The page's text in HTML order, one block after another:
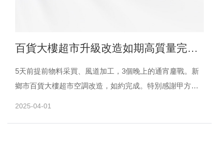
百貨大樓超市升級改造如期高質量完成
5天前提前物料采買、風道加工，3個晚上的通宵鏖戰。新
鄉市百貨大樓超市空調改造，如約完成。特別感謝甲方領
2025-04-01